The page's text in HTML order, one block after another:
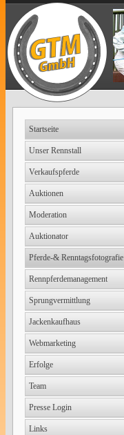
Startseite
Unser Rennstall
Verkaufspferde
Auktionen
Moderation
Auktionator
Pferde-& Renntagsfotografie
Rennpferdemanagement
Sprungvermittlung
Jackenkaufhaus
Webmarketing
Erfolge
Team
Presse Login
Links